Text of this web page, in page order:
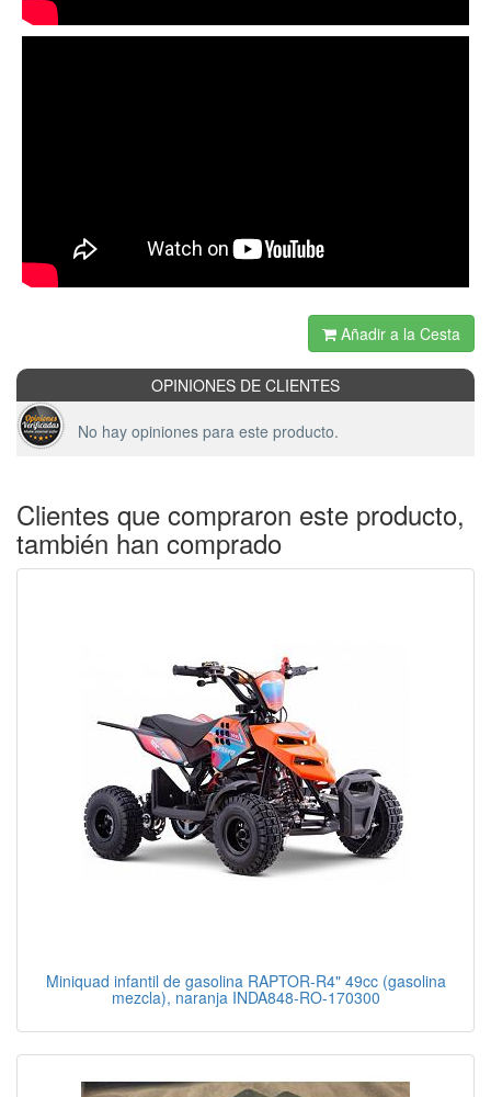
Añadir a la Cesta
OPINIONES DE CLIENTES
No hay opiniones para este producto.
Clientes que compraron este producto,
también han comprado
Miniquad infantil de gasolina RAPTOR-R4" 49cc (gasolina
mezcla), naranja INDA848-RO-170300